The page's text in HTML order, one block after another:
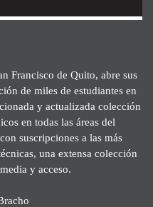
Francisco de Quito, abre sus
de miles de estudiantes en
y actualizada colección
en todas las áreas del
suscripciones a las más
una extensa colección
y acceso.